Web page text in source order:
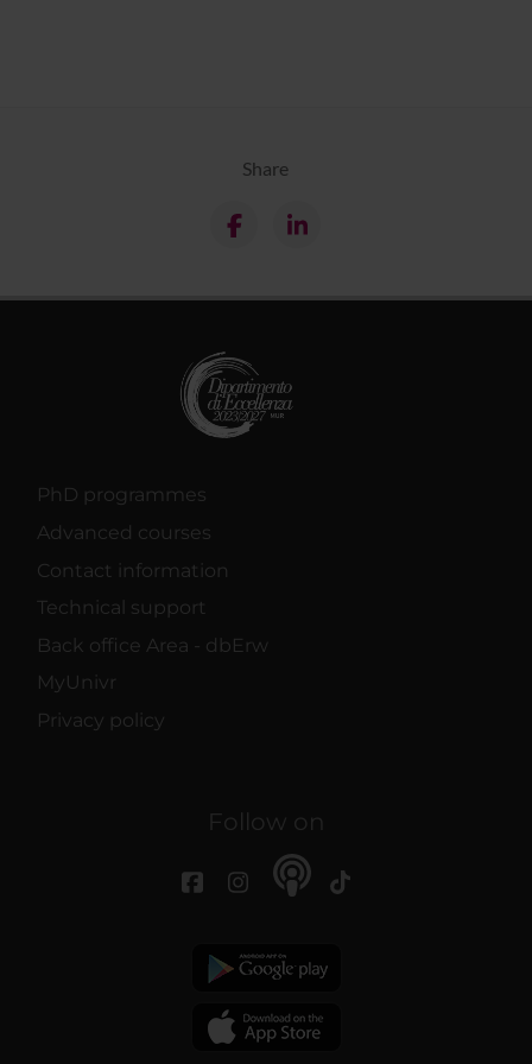
Share
PhD programmes
Advanced courses
Contact information
Technical support
Back office Area - dbErw
MyUnivr
Privacy policy
Follow on